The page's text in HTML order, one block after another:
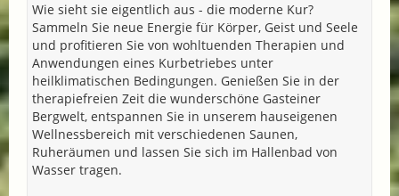
Wie sieht sie eigentlich aus - die moderne Kur?
Sammeln Sie neue Energie für Körper, Geist und Seele
und profitieren Sie von wohltuenden Therapien und
Anwendungen eines Kurbetriebes unter
heilklimatischen Bedingungen. Genießen Sie in der
therapiefreien Zeit die wunderschöne Gasteiner
Bergwelt, entspannen Sie in unserem hauseigenen
Wellnessbereich mit verschiedenen Saunen,
Ruheräumen und lassen Sie sich im Hallenbad von
Wasser tragen.